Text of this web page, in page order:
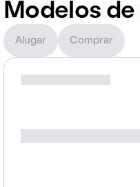
Modelos
Alugar Comprar